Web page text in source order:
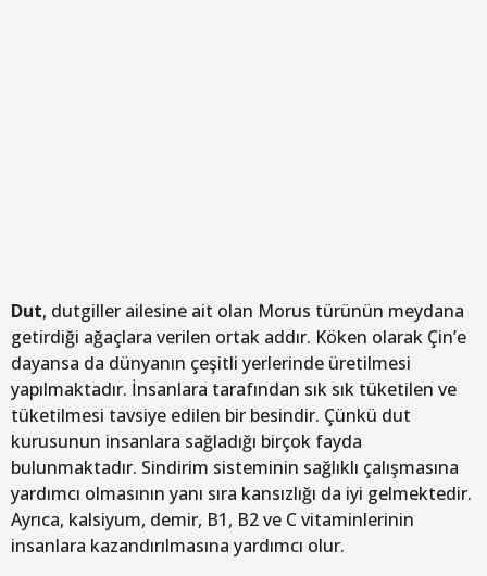
Dut, dutgiller ailesine ait olan Morus türünün meydana
getirdiği ağaçlara verilen ortak addır. Köken olarak Çin’e
dayansa da dünyanın çeşitli yerlerinde üretilmesi
yapılmaktadır. İnsanlara tarafından sık sık tüketilen ve
tüketilmesi tavsiye edilen bir besindir. Çünkü dut
kurusunun insanlara sağladığı birçok fayda
bulunmaktadır. Sindirim sisteminin sağlıklı çalışmasına
yardımcı olmasının yanı sıra kansızlığı da iyi gelmektedir.
Ayrıca, kalsiyum, demir, B1, B2 ve C vitaminlerinin
insanlara kazandırılmasına yardımcı olur.